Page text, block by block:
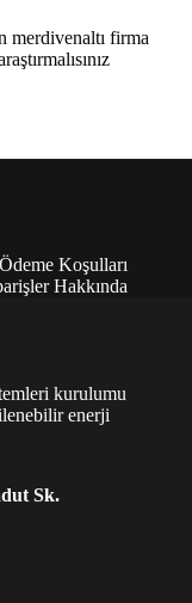
merdivenaltı firma
Ödeme Koşulları
Hakkında
kurulumu
enerji
Sk.